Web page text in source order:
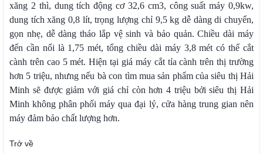
xăng 2 thì, dung tích động cơ 32,6 cm3, công suất máy 0,9kw,
dung tích xăng 0,8 lít, trọng lượng chỉ 9,5 kg dễ dàng di chuyển,
gọn nhẹ, dễ dàng tháo lắp vệ sinh và bảo quản. Chiều dài máy
đến cần nối là 1,75 mét, tổng chiều dài máy 3,8 mét có thể cắt
cành trên cao 5 mét. Hiện tại giá máy cắt tỉa cành trên thị trường
hơn 5 triệu, nhưng nếu bà con tìm mua sản phẩm của siêu thị Hải
Minh sẽ được giảm với giá chỉ còn hơn 4 triệu bởi siêu thị Hải
Minh không phân phối máy qua đại lý, cửa hàng trung gian nên
máy đảm bảo chất lượng hơn.
Trở về